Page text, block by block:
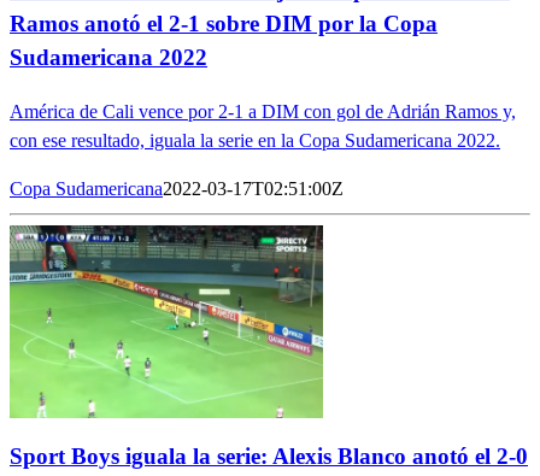
Ramos anotó el 2-1 sobre DIM por la Copa
Sudamericana 2022
América de Cali vence por 2-1 a DIM con gol de Adrián Ramos y,
con ese resultado, iguala la serie en la Copa Sudamericana 2022.
Copa Sudamericana2022-03-17T02:51:00Z
Sport Boys iguala la serie: Alexis Blanco anotó el 2-0